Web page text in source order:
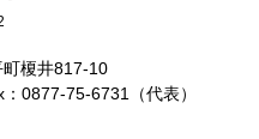
榎井817-10
：0877-75-6731（代表）